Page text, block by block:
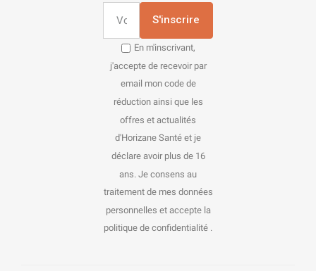
S'inscrire
En m'inscrivant,
j'accepte de recevoir par
email mon code de
réduction ainsi que les
offres et actualités
d'Horizane Santé et je
déclare avoir plus de 16
ans. Je consens au
traitement de mes données
personnelles et accepte la
politique de confidentialité .